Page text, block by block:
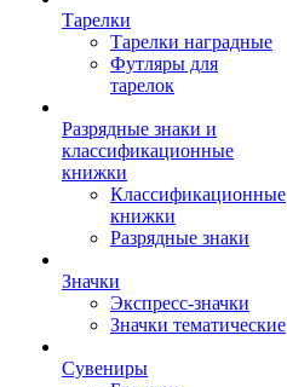
Тарелки
Тарелки наградные
Футляры для
тарелок
Разрядные знаки и
классификационные
книжки
Классификационные
книжки
Разрядные знаки
Значки
Экспресс-значки
Значки тематические
Сувениры